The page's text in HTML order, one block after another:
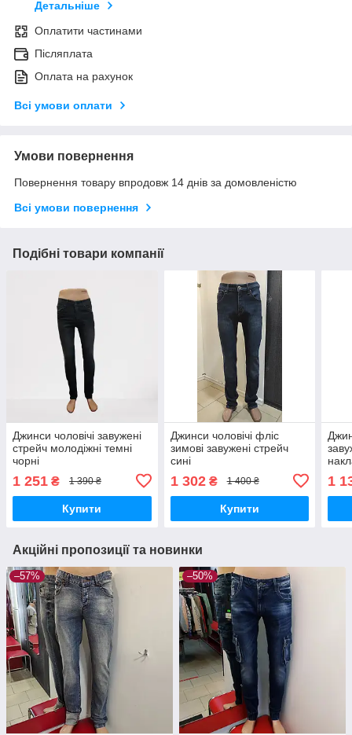
Детальніше
Оплатити частинами
Післяплата
Оплата на рахунок
Всі умови оплати
Умови повернення
Повернення товару впродовж 14 днів за домовленістю
Всі умови повернення
Подібні товари компанії
Джинси чоловічі завужені
стрейч молодіжні темні
чорні
1 251 ₴ 1 390 ₴
Купити
Джинси чоловічі фліс
зимові завужені стрейч
сині
1 302₴ 1 400 ₴
Купити
1
Акційні пропозиції та новинки
–57% –50%